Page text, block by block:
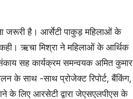
जरूरी है। आर्सेटी पाकुड़ महिलाओं के
ऋचा मिश्रा ने महिलाओं के आर्थिक
सह कार्यक्रम समन्वयक अमित कुमार
के साथ -साथ प्रोजेक्ट रिपोर्ट, बैंकिंग,
के लिए आरसेटी द्वारा जेएसएलपीएस के